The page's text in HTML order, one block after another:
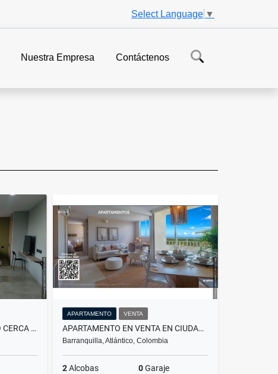
Select Language ▼
Nuestra Empresa Contáctenos
APARTAESTUDIO AMOBLADO CERCA AL VIVA Y UNIVERSIDAD AUTONOMA
APARTAMENTO VENTA
APARTAMENTO EN VENTA EN CIUDAD MALLORQUIN
Barranquilla, Atlántico, Colombia
2Alcobas 0Garaje